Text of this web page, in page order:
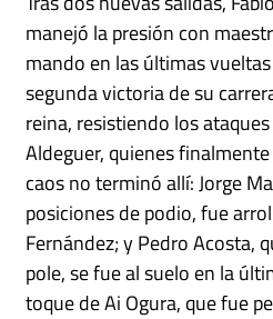
manejó la presión con
mando en las últimas
segunda victoria de su
reina, resistiendo los
Aldeguer, quienes
caos no terminó allí: Jorge
posiciones de podio, fue
Fernández; y Pedro Acosta,
pole, se fue al suelo en la
toque de Ai Ogura, que fue